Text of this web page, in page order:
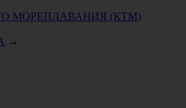
МОРЕПЛАВАНИЯ (КТМ)
→